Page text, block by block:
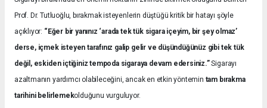
Prof. Dr. Tutluoğlu, bırakmak isteyenlerin düştüğü kritik bir hatayı şöyle
açıklıyor: “Eğer bir yanınız ‘arada tek tük sigara içeyim, bir şey olmaz’
derse, içmek isteyen tarafınız galip gelir ve düşündüğünüz gibi tek tük
değil, eskiden içtiğiniz tempoda sigaraya devam edersiniz.”Sigarayı
azaltmanın yardımcı olabileceğini, ancak en etkin yöntemin tam bırakma
tarihini belirlemekolduğunu vurguluyor.